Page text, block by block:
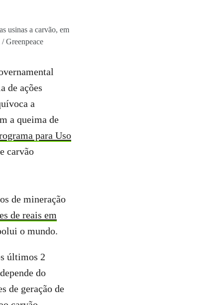
usinas a carvão, em
Greenpeace
de ações
a
a queima de
para Uso
carvão
de mineração
de reais em
o mundo.
últimos 2
do
de geração de